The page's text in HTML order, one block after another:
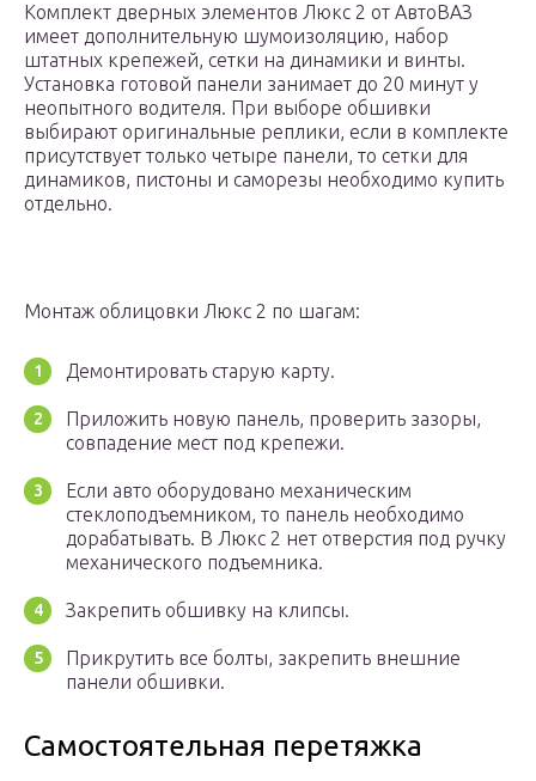
Комплект дверных элементов Люкс 2 от АвтоВАЗ
имеет дополнительную шумоизоляцию, набор
штатных крепежей, сетки на динамики и винты.
Установка готовой панели занимает до 20 минут у
неопытного водителя. При выборе обшивки
выбирают оригинальные реплики, если в комплекте
присутствует только четыре панели, то сетки для
динамиков, пистоны и саморезы необходимо купить
отдельно.
Монтаж облицовки Люкс 2 по шагам:
Демонтировать старую карту.
Приложить новую панель, проверить зазоры,
совпадение мест под крепежи.
Если авто оборудовано механическим
стеклоподъемником, то панель необходимо
дорабатывать. В Люкс 2 нет отверстия под ручку
механического подъемника.
Закрепить обшивку на клипсы.
Прикрутить все болты, закрепить внешние
панели обшивки.
Самостоятельная перетяжка